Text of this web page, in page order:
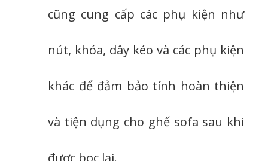
cũng cung cấp các phụ kiện như
nút, khóa, dây kéo và các phụ kiện
khác để đảm bảo tính hoàn thiện
và tiện dụng cho ghế sofa sau khi
được bọc lại.